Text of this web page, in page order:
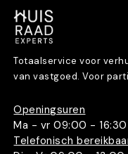
Totaalservice voor
van vastgoed. Voor
Openingsuren
Ma - vr 09:00 - 16:30
Telefonisch